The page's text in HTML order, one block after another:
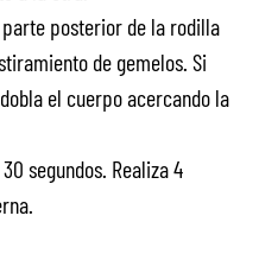
posterior de la rodilla
de gemelos. Si
el cuerpo acercando la
segundos. Realiza 4